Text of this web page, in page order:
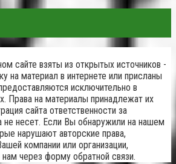
сайте взяты из открытых источников -
на материал в интернете или присланы
исключительно в
Права на материалы принадлежат их
сайта ответственности за
не несет. Если Вы обнаружили на нашем
нарушают авторские права,
компании или организации,
через форму обратной связи.